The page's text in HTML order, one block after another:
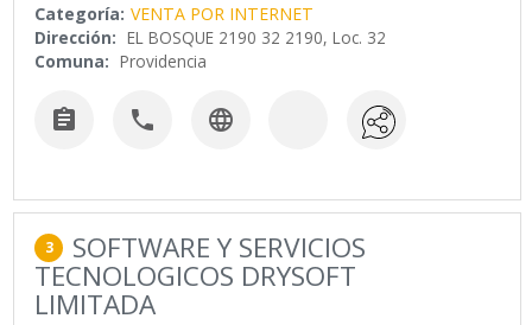
Categoría: VENTA POR INTERNET
Dirección: EL BOSQUE 2190 32 2190, Loc. 32
Comuna: Providencia
  
3 SOFTWARE Y SERVICIOS
TECNOLOGICOS DRYSOFT
LIMITADA